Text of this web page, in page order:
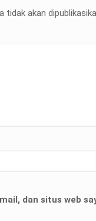
tidak akan
dan situs web
BPN